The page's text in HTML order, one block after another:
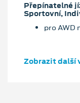
Přepínatelné
Sportovní,
pro AWD
Zobrazit další